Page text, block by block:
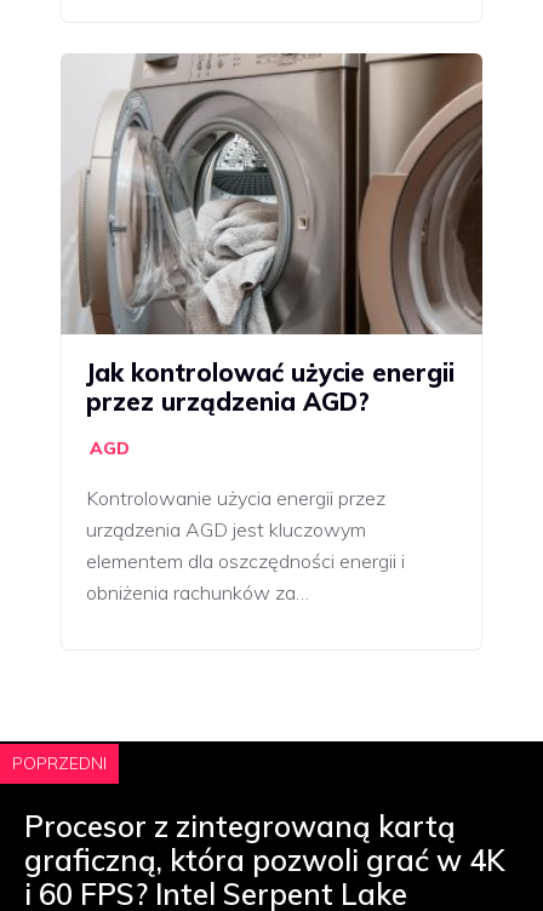
Jak kontrolować użycie energii
przez urządzenia AGD?
AGD
Kontrolowanie użycia energii przez
urządzenia AGD jest kluczowym
elementem dla oszczędności energii i
obniżenia rachunków za…
POPRZEDNI
Procesor z zintegrowaną kartą
graficzną, która pozwoli grać w 4K
i 60 FPS? Intel Serpent Lake